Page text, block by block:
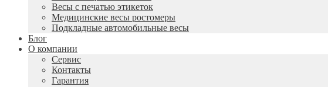
Весы с печатью этикеток
Медицинские весы ростомеры
Подкладные автомобильные весы
Блог
О компании
Сервис
Контакты
Гарантия